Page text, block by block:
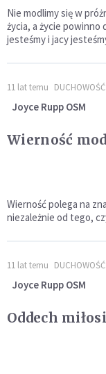
Nie modlimy się w
życia, a życie
jesteśmy i jacy
11 lat temu DUCHOWOŚĆ
Joyce Rupp OSM
Wierność
Wierność polega na
niezależnie od tego,
11 lat temu DUCHOWOŚĆ
Joyce Rupp OSM
Oddech